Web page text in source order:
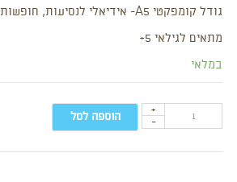
גודל קומפקטי A5- אידיאלי לנסיעות, חופשות או זמן שקט בבית
מתאים לגילאי 5+
במלאי
-
+ הוספה לסל